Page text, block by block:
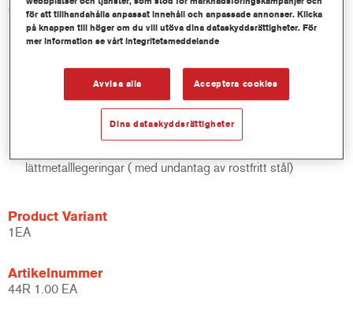
alla topplackskulörer.
Produktfunktioner
Finns i ljusgrå, grå och mörkgrå.
Erbjuder mycket god korrosionsbeständighet.
Kan användas som våt-på-våt grund.
Del av ValueShade-systemet.
lättmetalllegeringar ( med undantag av rostfritt stål)
Product Variant
1EA
Artikelnummer
44R 1.00 EA
för att tillhandahålla anpassat innehåll och anpassade annonser. Klicka
på knappen till höger om du vill utöva dina dataskyddsrättigheter. För
mer information se vårt integritetsmeddelande
Avvisa alla Acceptera cookies
Dina dataskyddsrättigheter